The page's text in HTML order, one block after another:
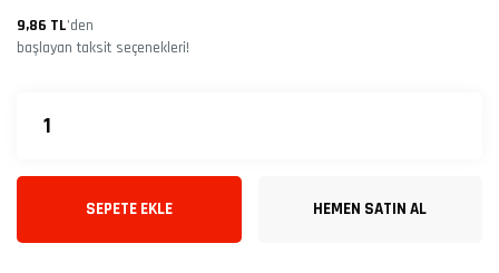
9,86 TL’den
başlayan taksit seçenekleri!
SEPETE EKLE HEMEN SATIN AL